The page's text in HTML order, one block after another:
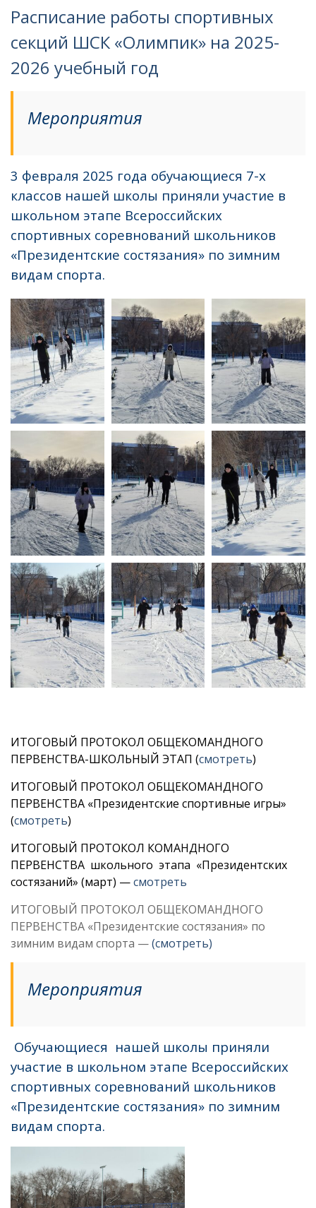
Расписание работы спортивных
секций ШСК «Олимпик» на 2025-
2026 учебный год
Мероприятия
3 февраля 2025 года обучающиеся 7-х
классов нашей школы приняли участие в
школьном этапе Всероссийских
спортивных соревнований школьников
«Президентские состязания» по зимним
видам спорта.
ИТОГОВЫЙ ПРОТОКОЛ ОБЩЕКОМАНДНОГО
ПЕРВЕНСТВА-ШКОЛЬНЫЙ ЭТАП (смотреть)
ИТОГОВЫЙ ПРОТОКОЛ ОБЩЕКОМАНДНОГО
ПЕРВЕНСТВА «Президентские спортивные игры»
(смотреть)
ИТОГОВЫЙ ПРОТОКОЛ КОМАНДНОГО
ПЕРВЕНСТВА школьного этапа «Президентских
состязаний» (март) —смотреть
ИТОГОВЫЙ ПРОТОКОЛ ОБЩЕКОМАНДНОГО
ПЕРВЕНСТВА «Президентские состязания» по
зимним видам спорта —(смотреть)
Мероприятия
Обучающиеся нашей школы приняли
участие в школьном этапе Всероссийских
спортивных соревнований школьников
«Президентские состязания» по зимним
видам спорта.